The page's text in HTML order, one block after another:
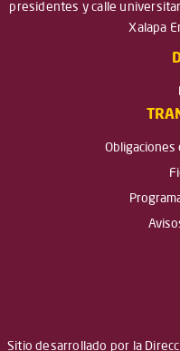
presidentes y calle
Xalapa
Obligaciones
Sitio desarrollado por la